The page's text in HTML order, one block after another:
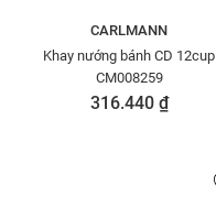
CARLMANN
Khay nướng bánh CD 12cup
CM008259
316.440 ₫